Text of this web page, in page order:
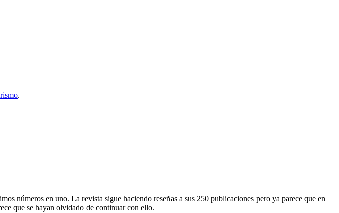
.
números en uno. La revista sigue haciendo reseñas a sus 250 publicaciones pero ya parece que en
que se hayan olvidado de continuar con ello.